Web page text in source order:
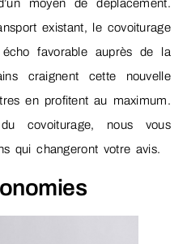
moyen de déplacement.
existant, le covoiturage
favorable auprès de la
craignent cette nouvelle
en profitent au maximum.
covoiturage, nous vous
qui changeront votre avis.